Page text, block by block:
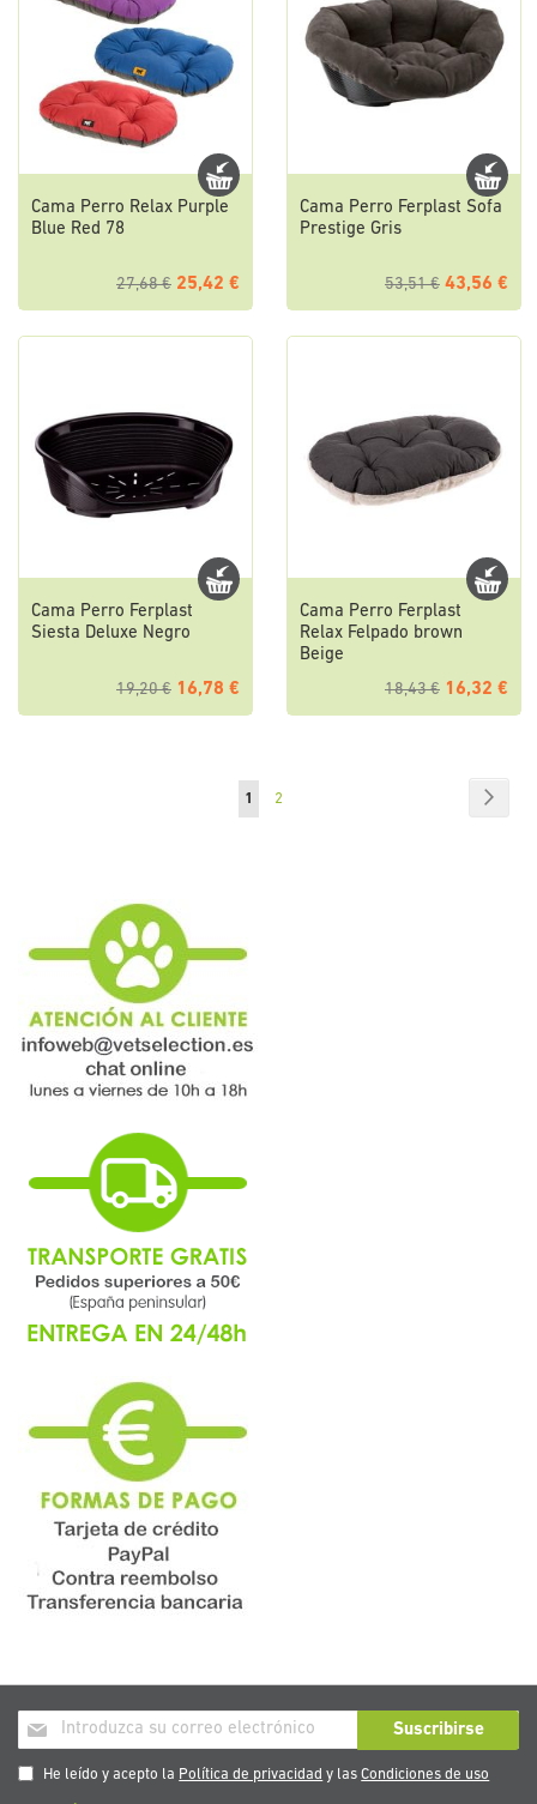
Cama Perro Relax Purple
Blue Red 78
27,68 € 25,42 €
Cama Perro Ferplast Sofa
Prestige Gris
53,51 € 43,56 €
Cama Perro Ferplast
Siesta Deluxe Negro
19,20 € 16,78 €
Cama Perro Ferplast
Relax Felpado brown
Beige
18,43 € 16,32 €
Página
Actualmente
1 Página
2
Inscríbase
a
nuestro
Suscribirse
He leído y acepto la Política de privacidad y lasCondiciones de uso